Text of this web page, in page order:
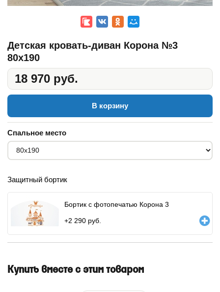
Детская кровать-диван Корона №3
80x190
18 970 руб.
В корзину
Спальное место
Защитный бортик
Бортик с фотопечатью Корона 3
+2 290 руб.
Купить вместе с этим товаром